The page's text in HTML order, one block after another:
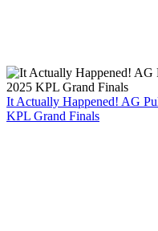
It Actually Happened! AG
KPL Grand Finals